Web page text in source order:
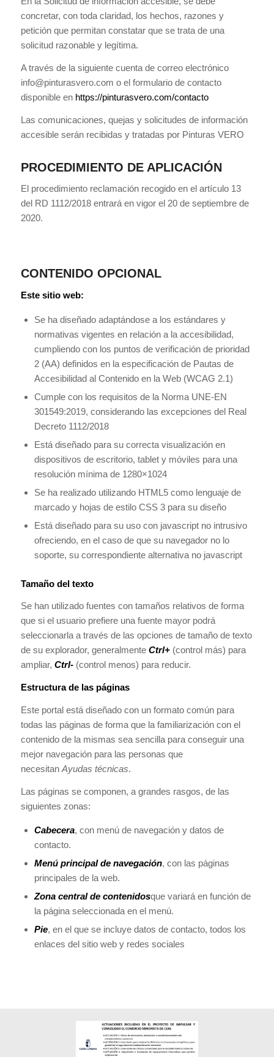
concretar, con toda claridad, los hechos, razones y
petición que permitan constatar que se trata de una
solicitud razonable y legítima.
A través de la siguiente cuenta de correo electrónico
info@pinturasvero.com o el formulario de contacto
disponible en https://pinturasvero.com/contacto
Las comunicaciones, quejas y solicitudes de información
accesible serán recibidas y tratadas por Pinturas VERO
PROCEDIMIENTO DE APLICACIÓN
El procedimiento reclamación recogido en el artículo 13
del RD 1112/2018 entrará en vigor el 20 de septiembre de
2020.
CONTENIDO OPCIONAL
Este sitio web:
Se ha diseñado adaptándose a los estándares y
normativas vigentes en relación a la accesibilidad,
cumpliendo con los puntos de verificación de prioridad
2 (AA) definidos en la especificación de Pautas de
Accesibilidad al Contenido en la Web (WCAG 2.1)
Cumple con los requisitos de la Norma UNE-EN
301549:2019, considerando las excepciones del Real
Decreto 1112/2018
Está diseñado para su correcta visualización en
dispositivos de escritorio, tablet y móviles para una
resolución mínima de 1280×1024
Se ha realizado utilizando HTML5 como lenguaje de
marcado y hojas de estilo CSS 3 para su diseño
Está diseñado para su uso con javascript no intrusivo
ofreciendo, en el caso de que su navegador no lo
soporte, su correspondiente alternativa no javascript
Tamaño del texto
Se han utilizado fuentes con tamaños relativos de forma
que si el usuario prefiere una fuente mayor podrá
seleccionarla a través de las opciones de tamaño de texto
de su explorador, generalmente Ctrl+(control más) para
ampliar, Ctrl-(control menos) para reducir.
Estructura de las páginas
Este portal está diseñado con un formato común para
todas las páginas de forma que la familiarización con el
contenido de la mismas sea sencilla para conseguir una
mejor navegación para las personas que
necesitan Ayudas técnicas.
Las páginas se componen, a grandes rasgos, de las
siguientes zonas:
Cabecera, con menú de navegación y datos de
contacto.
Menú principal de navegación, con las páginas
principales de la web.
Zona central de contenidosque variará en función de
la página seleccionada en el menú.
Pie, en el que se incluye datos de contacto, todos los
enlaces del sitio web y redes sociales